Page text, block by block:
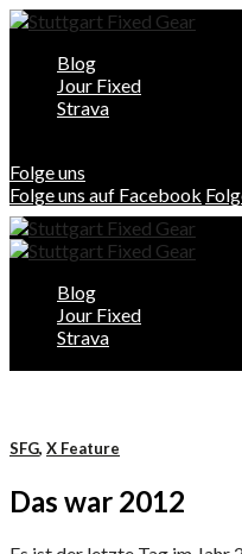
Blog
Jour Fixed
Strava
Folge uns
Folge uns auf Facebook
Blog
Jour Fixed
Strava
SFG, X Feature
Das war 2012